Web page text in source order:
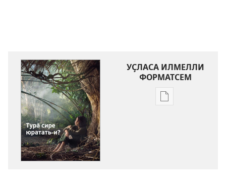
УҪЛАСА ИЛМЕЛЛИ
ФОРМАТСЕМ
Публикацине